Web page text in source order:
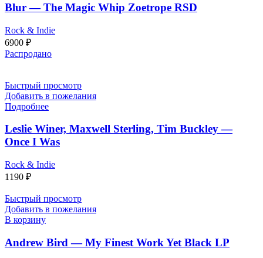
Blur — The Magic Whip Zoetrope RSD
Rock & Indie
6900 ₽
Распродано
Быстрый просмотр
Добавить в пожелания
Подробнее
Leslie Winer, Maxwell Sterling, Tim Buckley —
Once I Was
Rock & Indie
1190 ₽
Быстрый просмотр
Добавить в пожелания
В корзину
Andrew Bird — My Finest Work Yet Black LP